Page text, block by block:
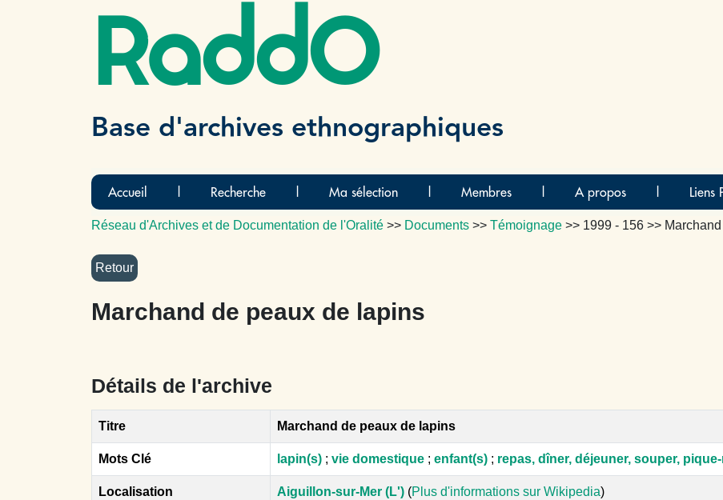
RaddO
Base d'archives ethnographiques
Accueil Recherche Ma sélection Membres A propos Liens
Réseau d'Archives et de Documentation de l'Oralité >> Documents >> Témoignage >> 1999 - 156 >>
Marchand de peaux de lapins
Détails de l'archive
Titre Marchand de peaux de lapins
Mots Clé lapin(s) ; vie domestique ; enfant(s) ; repas, dîner, déjeuner, souper,
Localisation Aiguillon-sur-Mer (L') (Plus d'informations sur Wikipedia)